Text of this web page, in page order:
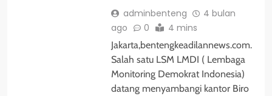
adminbenteng
4 bulan
ago
0 4 mins
Jakarta,bentengkeadilannews.com.
Salah satu LSM LMDI ( Lembaga
Monitoring Demokrat Indonesia)
datang menyambangi kantor Biro